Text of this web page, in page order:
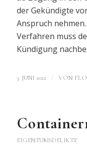
der Gekündigte
Anspruch
Verfahren muss
Kündigung
3. JUNI 2022 / VON
EIGENTUMSDELIKTE